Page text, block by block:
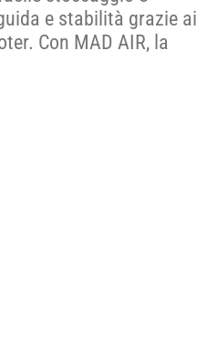
e stabilità grazie ai
Con MAD AIR, la